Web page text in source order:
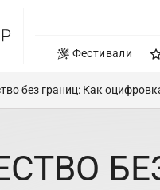
Фестивали
без границ: Как